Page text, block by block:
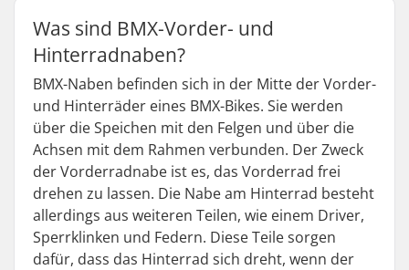
Was sind BMX-Vorder- und
Hinterradnaben?
BMX-Naben befinden sich in der Mitte der Vorder-
und Hinterräder eines BMX-Bikes. Sie werden
über die Speichen mit den Felgen und über die
Achsen mit dem Rahmen verbunden. Der Zweck
der Vorderradnabe ist es, das Vorderrad frei
drehen zu lassen. Die Nabe am Hinterrad besteht
allerdings aus weiteren Teilen, wie einem Driver,
Sperrklinken und Federn. Diese Teile sorgen
dafür, dass das Hinterrad sich dreht, wenn der